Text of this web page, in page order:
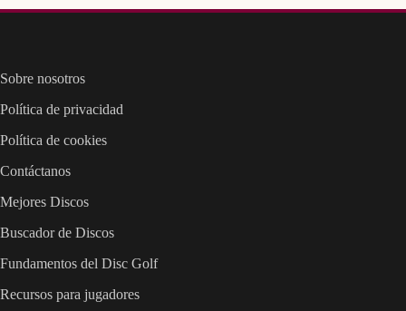
Sobre nosotros
Política de privacidad
Política de cookies
Contáctanos
Mejores Discos
Buscador de Discos
Fundamentos del Disc Golf
Recursos para jugadores